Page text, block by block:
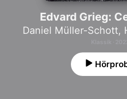
Edvard Grieg:
Daniel Müller-Schott,